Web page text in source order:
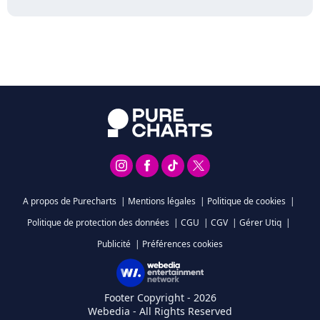
A propos de Purecharts | Mentions légales | Politique de cookies |
Politique de protection des données | CGU | CGV | Gérer Utiq |
Publicité | Préférences cookies
Footer Copyright - 2026
Webedia - All Rights Reserved